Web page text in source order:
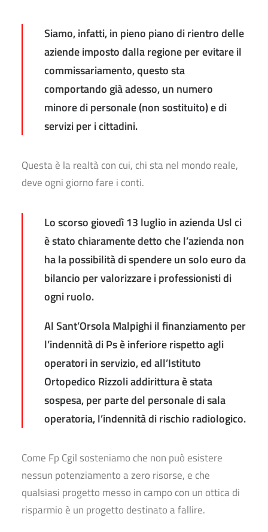
Siamo, infatti, in pieno piano di rientro delle
aziende imposto dalla regione per evitare il
commissariamento, questo sta
comportando già adesso, un numero
minore di personale (non sostituito) e di
servizi per i cittadini.
Questa è la realtà con cui, chi sta nel mondo reale,
deve ogni giorno fare i conti.
Lo scorso giovedì 13 luglio in azienda Usl ci
è stato chiaramente detto che l’azienda non
ha la possibilità di spendere un solo euro da
bilancio per valorizzare i professionisti di
ogni ruolo.
Al Sant’Orsola Malpighi il finanziamento per
l’indennità di Ps è inferiore rispetto agli
operatori in servizio, ed all’Istituto
Ortopedico Rizzoli addirittura è stata
sospesa, per parte del personale di sala
operatoria, l’indennità di rischio radiologico.
Come Fp Cgil sosteniamo che non può esistere
nessun potenziamento a zero risorse, e che
qualsiasi progetto messo in campo con un ottica di
risparmio è un progetto destinato a fallire.